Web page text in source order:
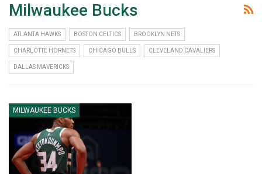
Milwaukee Bucks
ATLANTA HAWKS BOSTON CELTICS BROOKLYN NETS
CHARLOTTE HORNETS CHICAGO BULLS CLEVELAND CAVALIERS
DALLAS MAVERICKS
MILWAUKEE BUCKS